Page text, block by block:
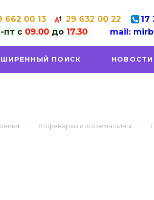
662 00 13 29 632 00 22 17
пт с 09.00 до 17.30 mail:
ПОИСК НОВОСТИ
Кофеварки и кофемашины